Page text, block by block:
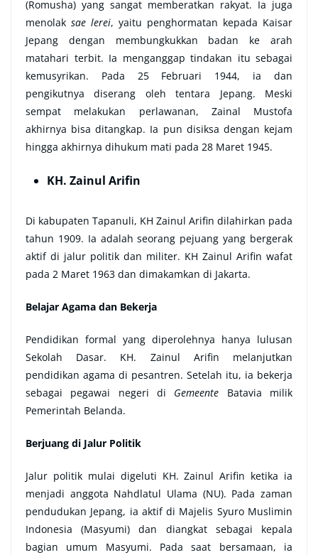
(Romusha) yang sangat memberatkan rakyat. Ia juga
menolak sae lerei, yaitu penghormatan kepada Kaisar
Jepang dengan membungkukkan badan ke arah
matahari terbit. Ia menganggap tindakan itu sebagai
kemusyrikan. Pada 25 Februari 1944, ia dan
pengikutnya diserang oleh tentara Jepang. Meski
sempat melakukan perlawanan, Zainal Mustofa
akhirnya bisa ditangkap. Ia pun disiksa dengan kejam
hingga akhirnya dihukum mati pada 28 Maret 1945.
KH. Zainul Arifin
Di kabupaten Tapanuli, KH Zainul Arifin dilahirkan pada
tahun 1909. Ia adalah seorang pejuang yang bergerak
aktif di jalur politik dan militer. KH Zainul Arifin wafat
pada 2 Maret 1963 dan dimakamkan di Jakarta.
Belajar Agama dan Bekerja
Pendidikan formal yang diperolehnya hanya lulusan
Sekolah Dasar. KH. Zainul Arifin melanjutkan
pendidikan agama di pesantren. Setelah itu, ia bekerja
sebagai pegawai negeri di Gemeente Batavia milik
Pemerintah Belanda.
Berjuang di Jalur Politik
Jalur politik mulai digeluti KH. Zainul Arifin ketika ia
menjadi anggota Nahdlatul Ulama (NU). Pada zaman
pendudukan Jepang, ia aktif di Majelis Syuro Muslimin
Indonesia (Masyumi) dan diangkat sebagai kepala
bagian umum Masyumi. Pada saat bersamaan, ia